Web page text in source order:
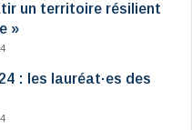
un territoire résilient
»
: les lauréat·es des